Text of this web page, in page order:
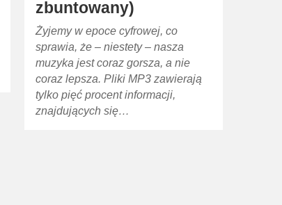
zbuntowany)
Żyjemy w epoce cyfrowej, co
sprawia, że – niestety – nasza
muzyka jest coraz gorsza, a nie
coraz lepsza. Pliki MP3 zawierają
tylko pięć procent informacji,
znajdujących się…